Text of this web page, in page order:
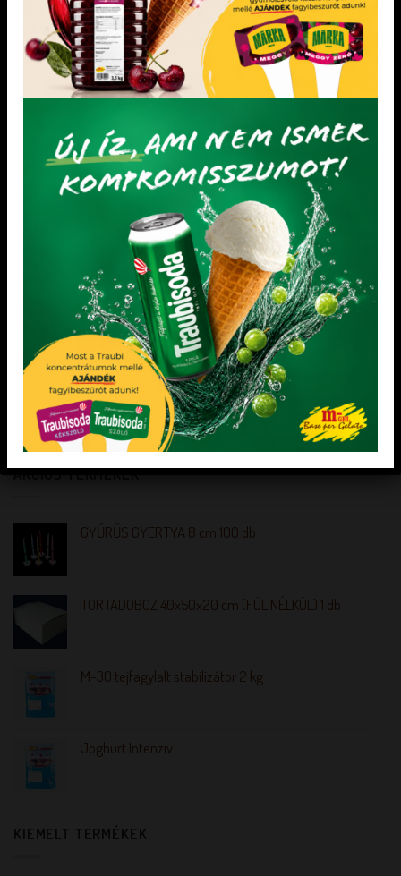
KEDVENCEM! KEDVENCEM!
Pirosalma gyümölcsvelő készítmény 3,5 kg
„Mentes” semleges alap hozzáadott cukor nélkül
„Minden mentes” Joghurt ízű fagylalt alap
„Minden mentes” Gyümölcsfagylalt alap
édesítőszerekkel
AKCIÓS TERMÉKEK
GYŰRŰS GYERTYA 8 cm 100 db
TORTADOBOZ 40x50x20 cm (FÜL NÉLKÜL) 1 db
M-30 tejfagylalt stabilizátor 2 kg
Joghurt Intenzív
KIEMELT TERMÉKEK